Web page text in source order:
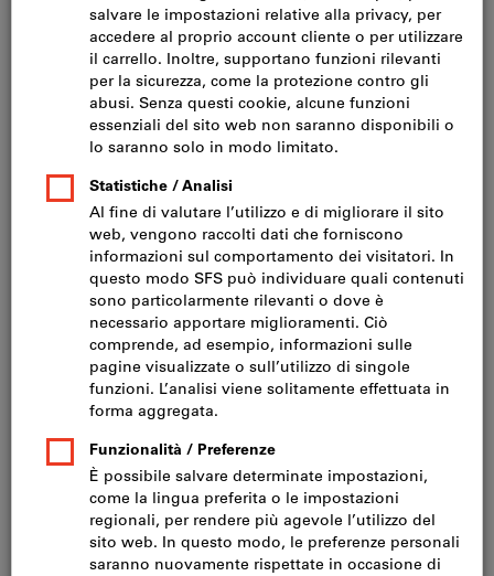
Fare clic per ingrandire l‘immagine